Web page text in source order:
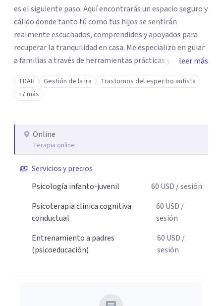
es el siguiente paso. Aquí encontrarás un espacio seguro y
cálido donde tanto tú como tus hijos se sentirán
realmente escuchados, comprendidos y apoyados para
recuperar la tranquilidad en casa. Me especializo en guiar
a familias a través de herramientas prácticas y dinámicas
adaptadas a la edad de cada menor, dejando de lado las
etiquetas y los tecnicismos. Mi forma de trabajar se
centra en entender las emociones que hay detrás del
necesaria para superar sus retos y fortaleciendo la
comunicación entre ustedes. Acompaño a niños y
adolescentes que están lidiando con la ansiedad, la
timidez, la rebeldía o dificultades escolares, así como a
educar sin perder la paciencia ni el control. Si estás listo
para dar el primer paso hacia una convivencia familiar
más armoniosa, agenda tu sesión y empecemos a
leer más
TDAH Gestión de la ira
Trastornos del espectro autista
+7 más
Online
Terapia online
Servicios y precios
Psicología infanto-juvenil
60 USD / sesión
Psicoterapia clínica cognitiva
conductual
60 USD /
sesión
Entrenamiento a padres
(psicoeducación)
60 USD /
sesión